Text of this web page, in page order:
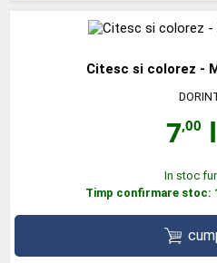
Citesc si colorez -
7,00
In stoc
Timp confirmare stoc: